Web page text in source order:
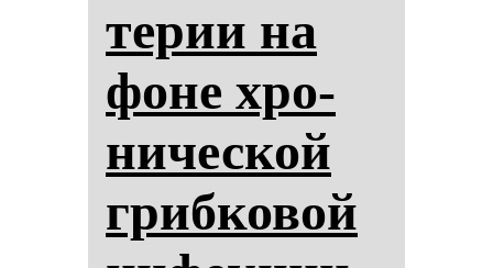
те­рии на
фо­не хро­
ни­чес­кой
гриб­ко­вой